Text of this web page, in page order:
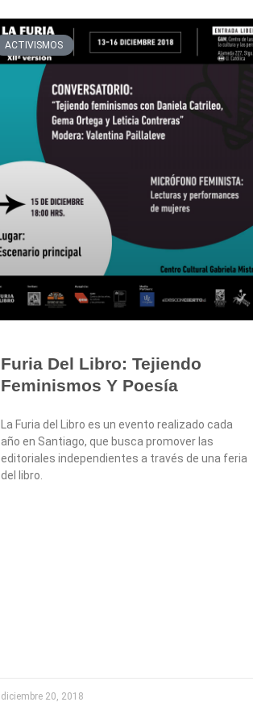
ACTIVISMOS
Furia Del Libro: Tejiendo
Feminismos Y Poesía
La Furia del Libro es un evento realizado cada
año en Santiago, que busca promover las
editoriales independientes a través de una feria
del libro.
diciembre 20, 2018